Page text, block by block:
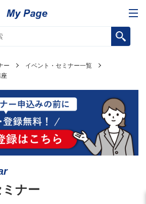
ー
イベント・セミナー一覧
座
ナー